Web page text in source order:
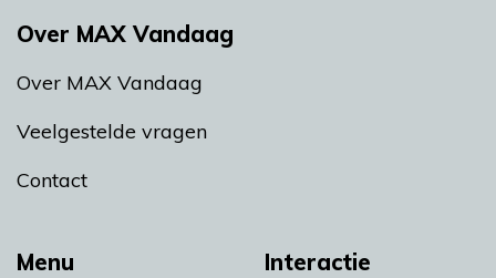
Menu Interactie
Over MAX Vandaag
Over MAX Vandaag
Veelgestelde vragen
Contact